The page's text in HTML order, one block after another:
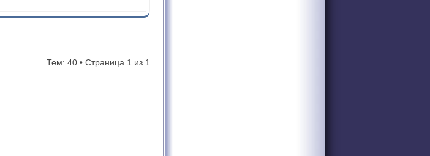
Тем: 40 • Страница 1 из 1